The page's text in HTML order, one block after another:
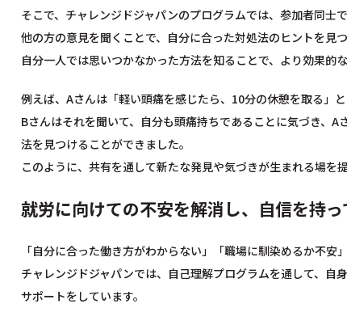
そこで、チャレンジドジャパンのプログラムでは、参加者同士
他の方の意見を聞くことで、自分に合った対処法のヒントを見
自分一人では思いつかなかった方法を知ることで、より効果的
例えば、Aさんは「軽い頭痛を感じたら、10分の休憩を取る」
Bさんはそれを聞いて、自分も頭痛持ちであることに気づき、
法を見つけることができました。
このように、共有を通して新たな発見や気づきが生まれる場を提
就労に向けての不安を解消し、自信を持っ
「自分に合った働き方がわからない」「職場に馴染めるか不
チャレンジドジャパンでは、自己理解プログラムを通して、自
サポートをしています。